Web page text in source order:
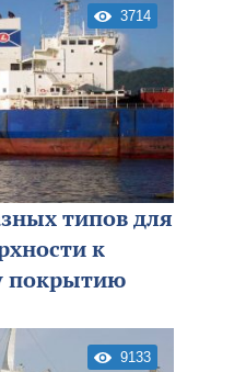
3714
типов для
к
покрытию
9133